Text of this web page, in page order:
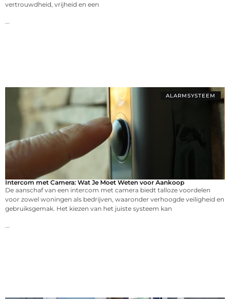
vertrouwdheid, vrijheid en een
ALARMSYSTEEM
Intercom met Camera: Wat Je Moet Weten voor Aankoop
De aanschaf van een intercom met camera biedt talloze voordelen
voor zowel woningen als bedrijven, waaronder verhoogde veiligheid en
gebruiksgemak. Het kiezen van het juiste systeem kan